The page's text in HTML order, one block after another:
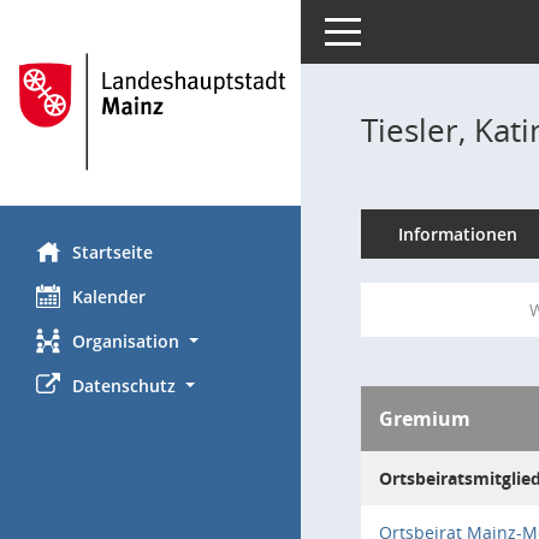
Startseite
Kalender
Organisation
Datenschutz
Toggle navigation
Tiesler,
Informationen
Gremium
Ortsbeirat Mainz-